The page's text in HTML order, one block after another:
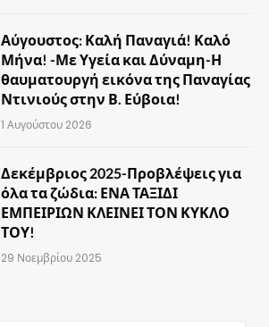
Αύγουστος: Καλή Παναγιά! Καλό
Μήνα! -Με Υγεία και Δύναμη-Η
θαυματουργή εικόνα της Παναγίας
Ντινιούς στην Β. Εύβοια!
1 Αυγούστου 2026
Δεκέμβριος 2025-Προβλέψεις για
όλα τα ζώδια: ΕΝΑ ΤΑΞΙΔΙ
ΕΜΠΕΙΡΙΩΝ ΚΛΕΙΝΕΙ ΤΟΝ ΚΥΚΛΟ
ΤΟΥ!
29 Νοεμβρίου 2025